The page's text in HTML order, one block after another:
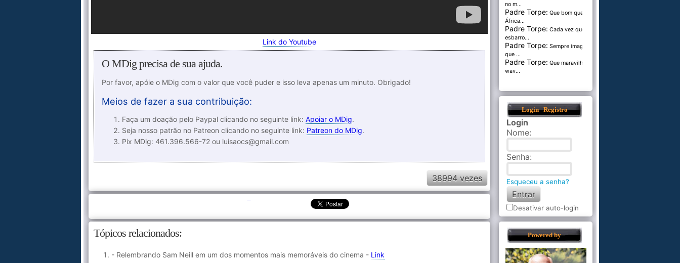
Link do Youtube
O MDig precisa de sua ajuda.
Por favor, apóie o MDig com o valor que você puder e isso leva apenas um minuto. Obrigado!
Meios de fazer a sua contribuição:
Faça um doação pelo Paypal clicando no seguinte link: Apoiar o MDig.
Seja nosso patrão no Patreon clicando no seguinte link: Patreon do MDig.
Pix MDig: 461.396.566-72 ou luisaocs@gmail.com
38994 vezes
Tópicos relacionados:
- Relembrando Sam Neill em um dos momentos mais memoráveis do cinema - Link
no m...
Padre Torpe: Que bom que a
África...
Padre Torpe: Cada vez que
esbarro...
Padre Torpe: Sempre imaginei
que ...
Padre Torpe: Que maravilha de
wav...
Login Registro
Login
Nome:
Senha:
Esqueceu a senha?
Desativar auto-login
Powered by